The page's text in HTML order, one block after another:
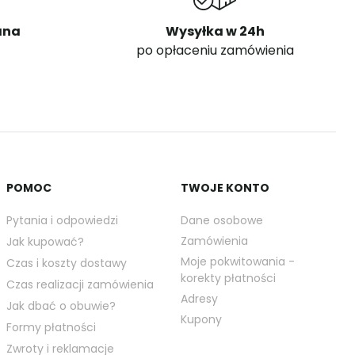
Wysyłka w 24h
po opłaceniu zamówienia
POMOC
Pytania i odpowiedzi
Jak kupować?
Czas i koszty dostawy
Czas realizacji zamówienia
Jak dbać o obuwie?
Formy płatności
Zwroty i reklamacje
TWOJE KONTO
Dane osobowe
Zamówienia
Moje pokwitowania -
korekty płatności
Adresy
Kupony